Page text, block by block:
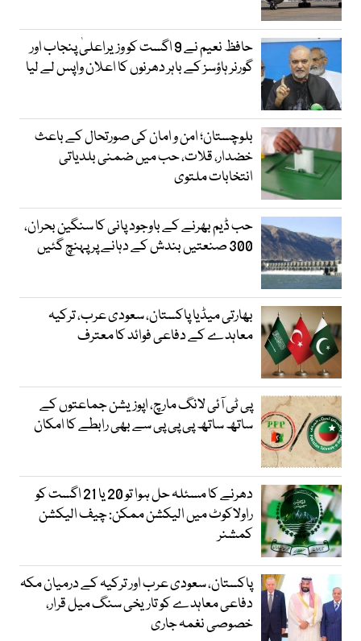
حافظ نعیم نے 9 اگست کو وزیراعلیٰ پنجاب اور
گورنر ہاؤسز کے باہر دھرنوں کا اعلان واپس لے لیا
بلوچستان؛ امن و امان کی صورتحال کے باعث
خضدار، قلات، حب میں ضمنی بلدیاتی
انتخابات ملتوی
حب ڈیم بھرنے کے باوجود پانی کا سنگین بحران،
300 صنعتیں بندش کے دہانے پر پہنچ گئیں
بھارتی میڈیا پاکستان، سعودی عرب، ترکیہ
معاہدے کے دفاعی فوائد کا معترف
پی ٹی آئی لانگ مارچ، اپوزیشن جماعتوں کے
ساتھ ساتھ پی پی پی سے بھی رابطے کا امکان
دھرنے کا مسئلہ حل ہوا تو 20 یا 21 اگست کو
راولاکوٹ میں الیکشن ممکن: چیف الیکشن
کمشنر
پاکستان، سعودی عرب اور ترکیہ کے درمیان مکہ
دفاعی معاہدے کو تاریخی سنگ میل قرار،
خصوصی نغمہ جاری